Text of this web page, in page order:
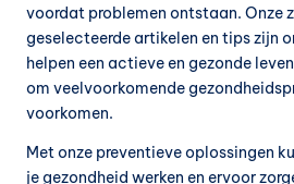
e
v
o
e
d
voordat problemen ontstaan. Onze
geselecteerde artikelen en tips zijn
helpen een actieve en gezonde
om veelvoorkomende
voorkomen.
Met onze preventieve oplossingen
je gezondheid werken en ervoor